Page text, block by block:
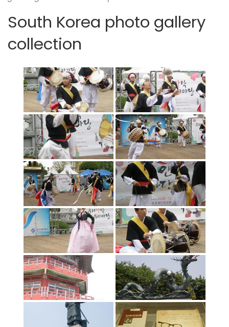
South Korea photo gallery
collection